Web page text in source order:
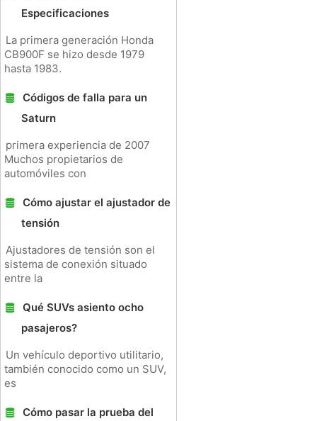
Especificaciones
La primera generación Honda
CB900F se hizo desde 1979
hasta 1983.
Códigos de falla para un
Saturn
primera experiencia de 2007
Muchos propietarios de
automóviles con
Cómo ajustar el ajustador de
tensión
Ajustadores de tensión son el
sistema de conexión situado
entre la
Qué SUVs asiento ocho
pasajeros?
Un vehículo deportivo utilitario,
también conocido como un SUV,
es
Cómo pasar la prueba del